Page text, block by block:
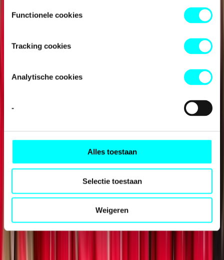
Functionele cookies
Tracking cookies
Analytische cookies
-
Alles toestaan
Selectie toestaan
Weigeren
Aanvragers op Aruba, Bonaire, Curaçao, Sint-Maarten, Saba